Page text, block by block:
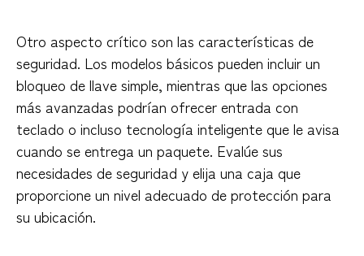
Otro aspecto crítico son las características de
seguridad. Los modelos básicos pueden incluir un
bloqueo de llave simple, mientras que las opciones
más avanzadas podrían ofrecer entrada con
teclado o incluso tecnología inteligente que le avisa
cuando se entrega un paquete. Evalúe sus
necesidades de seguridad y elija una caja que
proporcione un nivel adecuado de protección para
su ubicación.